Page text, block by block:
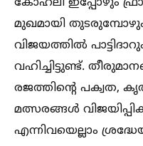
കോഹ്‌ലി ഇപ്പോഴും
മുഖമായി
വിജയത്തില്‍
വഹിച്ചിട്ടുണ്ട്.
രജത്തിന്റെ പക്വത,
മത്സരങ്ങള്‍
എന്നിവയെല്ലാം